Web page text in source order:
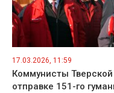
17.03.2026, 11:59
Коммунисты
отправке 151-го